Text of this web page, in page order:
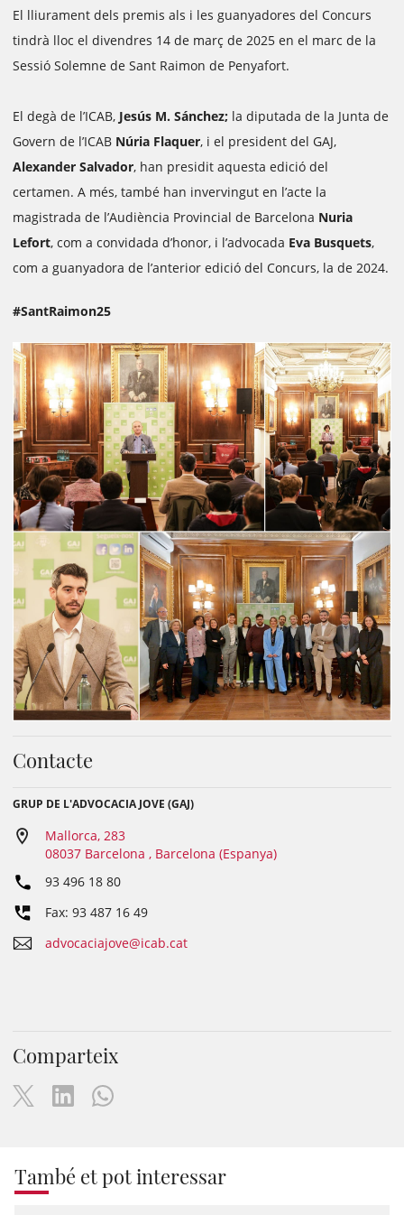
El lliurament dels premis als i les guanyadores del Concurs
tindrà lloc el divendres 14 de març de 2025 en el marc de la
Sessió Solemne de Sant Raimon de Penyafort.
El degà de l’ICAB, Jesús M. Sánchez; la diputada de la Junta de
Govern de l’ICAB Núria Flaquer, i el president del GAJ,
Alexander Salvador, han presidit aquesta edició del
certamen. A més, també han invervingut en l’acte la
magistrada de l’Audiència Provincial de Barcelona Nuria
Lefort, com a convidada d’honor, i l’advocada Eva Busquets,
com a guanyadora de l’anterior edició del Concurs, la de 2024.
#SantRaimon25
Contacte
GRUP DE L'ADVOCACIA JOVE (GAJ)
Mallorca, 283
08037 Barcelona , Barcelona (Espanya)
93 496 18 80
Fax: 93 487 16 49
advocaciajove@icab.cat
Comparteix
També et pot interessar